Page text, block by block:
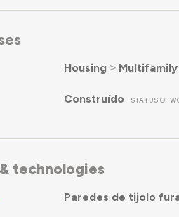
Housing ˃ Multifamily
Construído STATUS OF
technologies
Paredes de tijolo